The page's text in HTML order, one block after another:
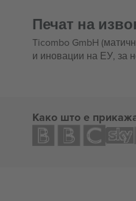
Печат на
Ticombo GmbH
и иновации на ЕУ, за
Како што е